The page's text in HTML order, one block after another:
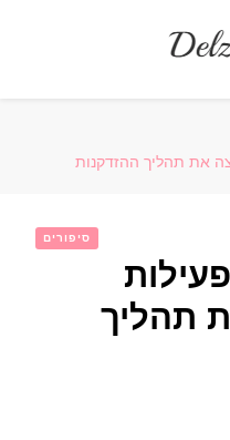
את תהליך ההזדקנות
סיפורים
תהליך